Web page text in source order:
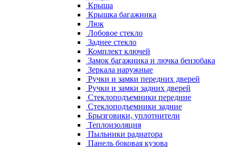
Крыша
Крышка багажника
Люк
Лобовое стекло
Заднее стекло
Комплект ключей
Замок багажника и лючка бензобака
Зеркала наружные
Ручки и замки передних дверей
Ручки и замки задних дверей
Стеклоподъемники передние
Стеклоподъемники задние
Брызговики, уплотнители
Теплоизоляция
Пыльники радиатора
Панель боковая кузова